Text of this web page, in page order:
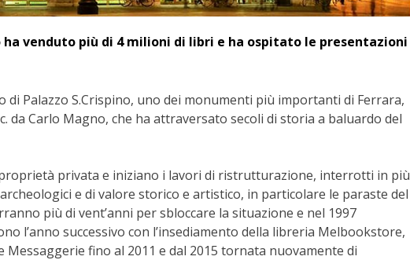
ha venduto più di 4 milioni di libri e ha ospitato le presentazioni
di Palazzo S.Crispino, uno dei monumenti più importanti di Ferrara,
da Carlo Magno, che ha attraversato secoli di storia a baluardo del
privata e iniziano i lavori di ristrutturazione, interrotti in più
e di valore storico e artistico, in particolare le paraste del
più di vent’anni per sbloccare la situazione e nel 1997
l’anno successivo con l’insediamento della libreria Melbookstore,
fino al 2011 e dal 2015 tornata nuovamente di